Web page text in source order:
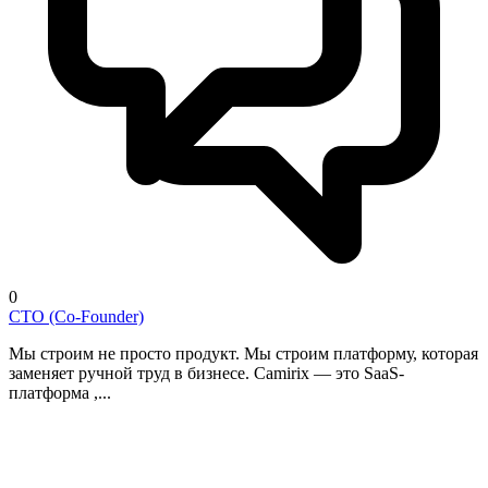
0
CTO (Co-Founder)
Мы строим не просто продукт. Мы строим платформу, которая
заменяет ручной труд в бизнесе. Camirix — это SaaS-
платформа ,...